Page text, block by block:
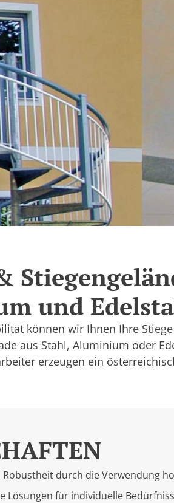
und
können wir Ihnen Ihre
aus Stahl, Aluminium oder
erzeugen ein
Robustheit durch die Verwendung
Lösungen für individuelle